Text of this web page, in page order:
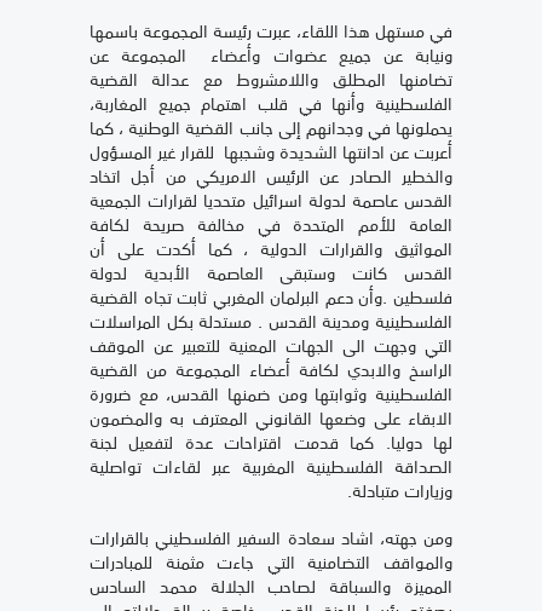
في مستهل هذا اللقاء، عبرت رئيسة المجموعة باسمها
ونيابة عن جميع عضوات وأعضاء المجموعة عن
تضامنها المطلق واللامشروط مع عدالة القضية
الفلسطينية وأنها في قلب اهتمام جميع المغاربة،
يحملونها في وجدانهم إلى جانب القضية الوطنية ، كما
أعربت عن ادانتها الشديدة وشجبها للقرار غير المسؤول
والخطير الصادر عن الرئيس الامريكي من أجل اتخاد
القدس عاصمة لدولة اسرائيل متحديا لقرارات الجمعية
العامة للأمم المتحدة في مخالفة صريحة لكافة
المواثيق والقرارات الدولية ، كما أكدت على أن
القدس كانت وستبقى العاصمة الأبدية لدولة
فلسطين .وأن دعم البرلمان المغربي ثابت تجاه القضية
الفلسطينية ومدينة القدس . مستدلة بكل المراسلات
التي وجهت الى الجهات المعنية للتعبير عن الموقف
الراسخ والابدي لكافة أعضاء المجموعة من القضية
الفلسطينية وثوابتها ومن ضمنها القدس، مع ضرورة
الابقاء على وضعها القانوني المعترف به والمضمون
لها دوليا. كما قدمت اقتراحات عدة لتفعيل لجنة
الصداقة الفلسطينية المغربية عبر لقاءات تواصلية
وزيارات متبادلة.
ومن جهته، اشاد سعادة السفير الفلسطيني بالقرارات
والمواقف التضامنية التي جاءت مثمنة للمبادرات
المميزة والسباقة لصاحب الجلالة محمد السادس